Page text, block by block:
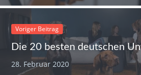
Voriger Beitrag
28. Februar 2020